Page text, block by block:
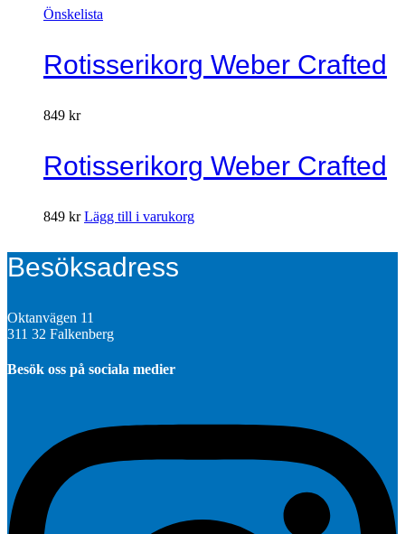
Önskelista
Rotisserikorg Weber Crafted
849 kr
Rotisserikorg Weber Crafted
849 kr Lägg till i varukorg
Besöksadress
Oktanvägen 11
311 32 Falkenberg
Besök oss på sociala medier